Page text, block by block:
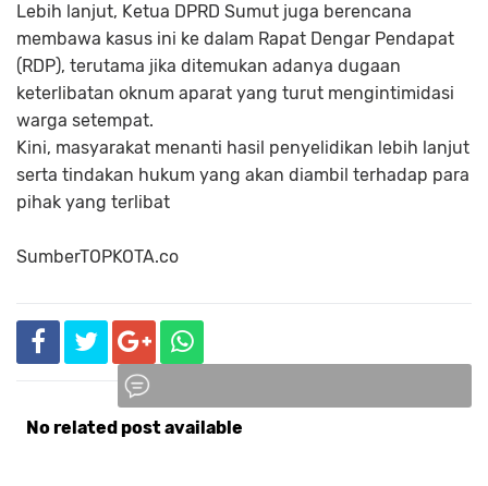
Lebih lanjut, Ketua DPRD Sumut juga berencana
membawa kasus ini ke dalam Rapat Dengar Pendapat
(RDP), terutama jika ditemukan adanya dugaan
keterlibatan oknum aparat yang turut mengintimidasi
warga setempat.
Kini, masyarakat menanti hasil penyelidikan lebih lanjut
serta tindakan hukum yang akan diambil terhadap para
pihak yang terlibat
SumberTOPKOTA.co
No related post available